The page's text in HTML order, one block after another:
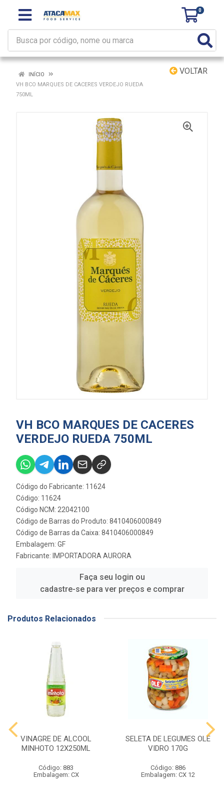
0
VOLTAR
INÍCIO
VH BCO MARQUES DE CACERES VERDEJO RUEDA
750ML
VH BCO MARQUES DE CACERES
VERDEJO RUEDA 750ML
Código do Fabricante: 11624
Código: 11624
Código NCM: 22042100
Código de Barras do Produto: 8410406000849
Código de Barras da Caixa: 8410406000849
Embalagem: GF
Fabricante: IMPORTADORA AURORA
Faça seu login ou
cadastre-se para ver preços e comprar
Produtos Relacionados
VINAGRE DE ALCOOL
MINHOTO 12X250ML
Código: 883
Embalagem: CX
SELETA DE LEGUMES OLE
VIDRO 170G
Código: 886
Embalagem: CX 12